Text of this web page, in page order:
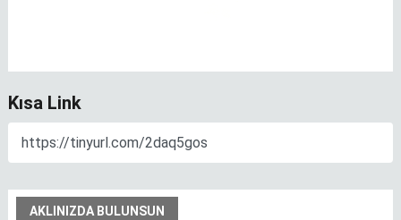
Kısa Link
AKLINIZDA BULUNSUN